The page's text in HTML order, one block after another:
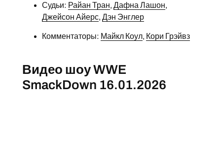
Судьи: Райан Тран, Дафна Лашон,
Джейсон Айерс, Дэн Энглер
Комментаторы: Майкл Коул, Кори Грэйвз
Видео шоу WWE
SmackDown 16.01.2026